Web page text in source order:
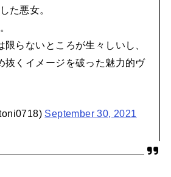
た悪女。
らないところが生々しいし、
抜くイメージを破った魅力的ヴ
September 30, 2021